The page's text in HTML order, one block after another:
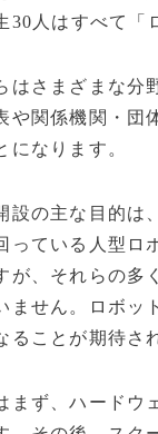
30人はすべて「
はさまざまな分
や関係機関・団
になります。
設の主な目的は
っている人型ロ
が、それらの多
ません。ロボ
ることが期待さ
まず、ハード